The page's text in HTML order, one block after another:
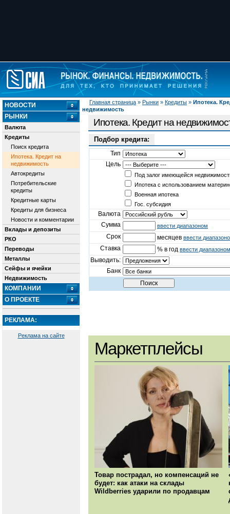
Главная страница » Рынки » Кредиты » Ипотека.
недвижимость
НОВОСТИ
РЫНКИ
Валюта
Кредиты
Поиск кредита
Ипотека. Кредит на
недвижимость
Автокредиты
Потребительские
кредиты
Кредитные карты
Кредиты для бизнеса
Новости и комментарии
Вклады и депозиты
РКО
Переводы
Металлы
Сейфы и ячейки
Недвижимость
КОМПАНИИ
О ПРОЕКТЕ
РЕКЛАМА:
Реклама на сайте
Ипотека. Кредит на
Подбор кредита:
Тип
Цель
Под залог имеющейся
Ипотека с использованием
Военная ипотека
Гос. субсидия
Валюта
Сумма
ввести диапазоном
Срок месяцев ввести
Ставка % в год ввести диапазоном
Выводить:
Банк
Маркетплейсы
Товар пострадал, но компенсаций не
будет: как атаки на склады
Wildberries ударили по продавцам